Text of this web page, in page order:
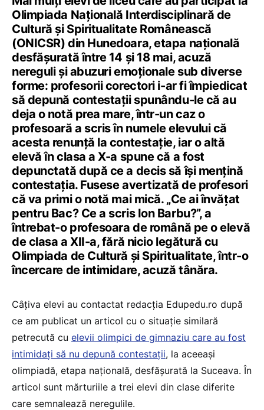
Olimpiada Națională Interdisciplinară de
Cultură și Spiritualitate Românească
(ONICSR) din Hunedoara, etapa națională
desfășurată între 14 și 18 mai, acuză
nereguli și abuzuri emoționale sub diverse
forme: profesorii corectori i-ar fi împiedicat
să depună contestații spunându-le că au
deja o notă prea mare, într-un caz o
profesoară a scris în numele elevului că
acesta renunță la contestație, iar o altă
elevă în clasa a X-a spune că a fost
depunctată după ce a decis să își mențină
contestația. Fusese avertizată de profesori
că va primi o notă mai mică. „Ce ai învățat
pentru Bac? Ce a scris Ion Barbu?”, a
întrebat-o profesoara de română pe o elevă
de clasa a XII-a, fără nicio legătură cu
Olimpiada de Cultură și Spiritualitate, într-o
încercare de intimidare, acuză tânăra.
Câțiva elevi au contactat redacția Edupedu.ro după
ce am publicat un articol cu o situație similară
petrecută cu elevii olimpici de gimnaziu care au fost
intimidați să nu depună contestații, la aceeași
olimpiadă, etapa națională, desfășurată la Suceava. În
articol sunt mărturiile a trei elevi din clase diferite
care semnalează neregulile.